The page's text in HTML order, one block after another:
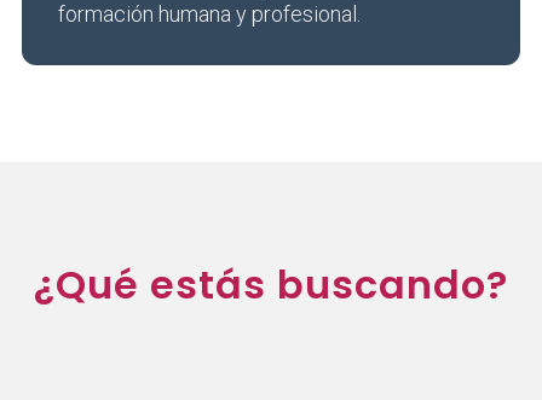
formación humana y profesional.
¿Qué estás buscando?